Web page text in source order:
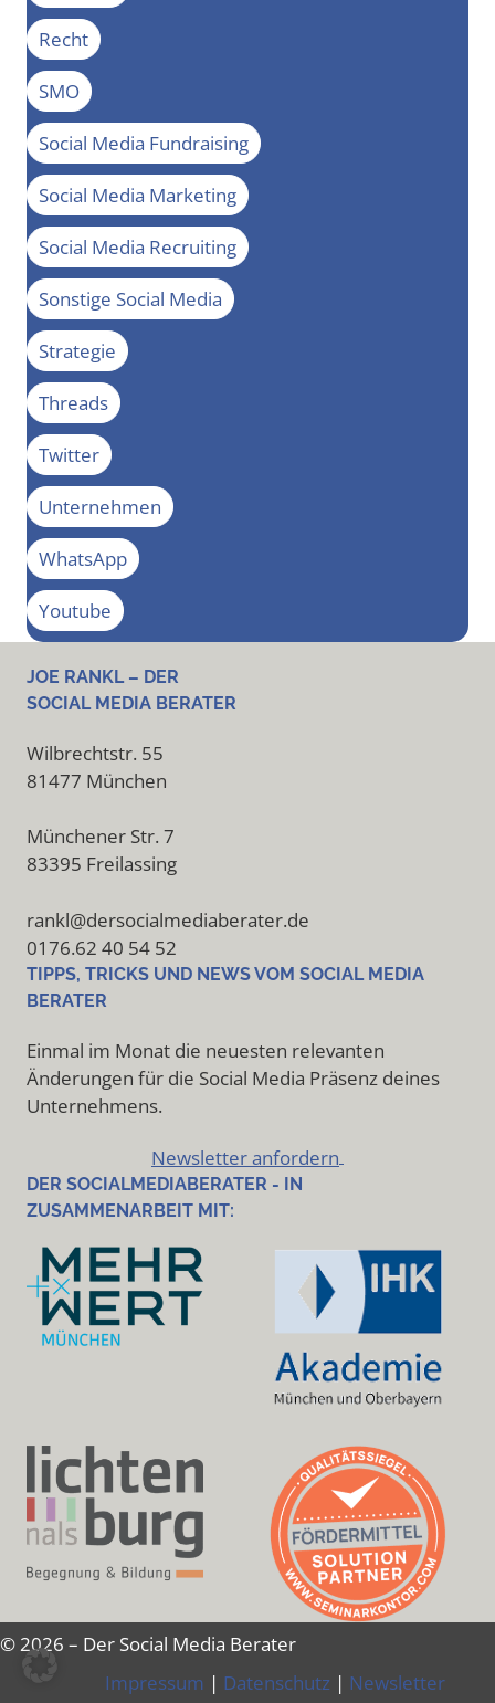
Recht
SMO
Social Media Fundraising
Social Media Marketing
Social Media Recruiting
Sonstige Social Media
Strategie
Threads
Twitter
Unternehmen
WhatsApp
Youtube
JOE RANKL – DER
SOCIAL MEDIA BERATER
Wilbrechtstr. 55
81477 München
Münchener Str. 7
83395 Freilassing
rankl@dersocialmediaberater.de
0176.62 40 54 52
TIPPS, TRICKS UND NEWS VOM SOCIAL MEDIA
BERATER
Einmal im Monat die neuesten relevanten
Änderungen für die Social Media Präsenz deines
Unternehmens.
Newsletter anfordern
DER SOCIALMEDIABERATER - IN
ZUSAMMENARBEIT MIT:
© 2026 – Der Social Media Berater
Impressum | Datenschutz | Newsletter